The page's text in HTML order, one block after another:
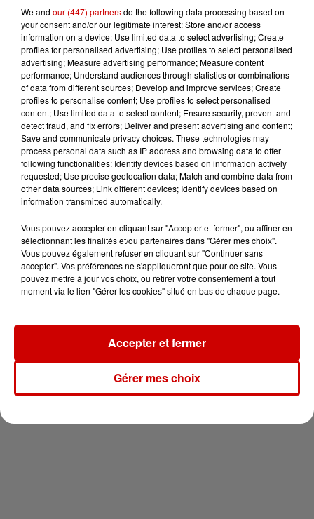
Gagnez vos entrées pour le
Musée du Sport Automobile au
Mans !
Alouette vous invite à
Futuroscope Xperiences !
Le Duel - Gagnez votre balade
en jet ski !
Newsletter
We and our (447) partnersdo the following data processing based on
your consent and/or our legitimate interest: Store and/or access
information on a device; Use limited data to select advertising; Create
profiles for personalised advertising; Use profiles to select personalised
advertising; Measure advertising performance; Measure content
performance; Understand audiences through statistics or combinations
of data from different sources; Develop and improve services; Create
profiles to personalise content; Use profiles to select personalised
content; Use limited data to select content; Ensure security, prevent and
detect fraud, and fix errors; Deliver and present advertising and content;
Save and communicate privacy choices. These technologies may
process personal data such as IP address and browsing data to offer
following functionalities: Identify devices based on information actively
requested; Use precise geolocation data; Match and combine data from
other data sources; Link different devices; Identify devices based on
information transmitted automatically.
Vous pouvez accepter en cliquant sur "Accepter et fermer", ou affiner en
sélectionnant les finalités et/ou partenaires dans "Gérer mes choix".
Vous pouvez également refuser en cliquant sur "Continuer sans
accepter". Vos préférences ne s'appliqueront que pour ce site. Vous
pouvez mettre à jour vos choix, ou retirer votre consentement à tout
moment via le lien "Gérer les cookies" situé en bas de chaque page.
Gérer mes choix
Accepter et fermer